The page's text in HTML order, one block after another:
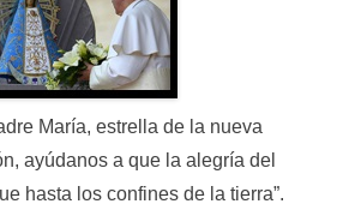
María, estrella de la nueva
ayúdanos a que la alegría del
hasta los confines de la tierra”.